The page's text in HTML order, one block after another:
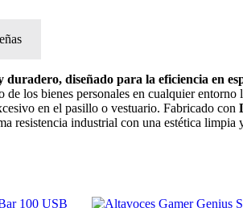
duradero, diseñado para la eficiencia en
de los bienes personales en cualquier
en el pasillo o vestuario. Fabricado con
resistencia industrial con una estética limpia